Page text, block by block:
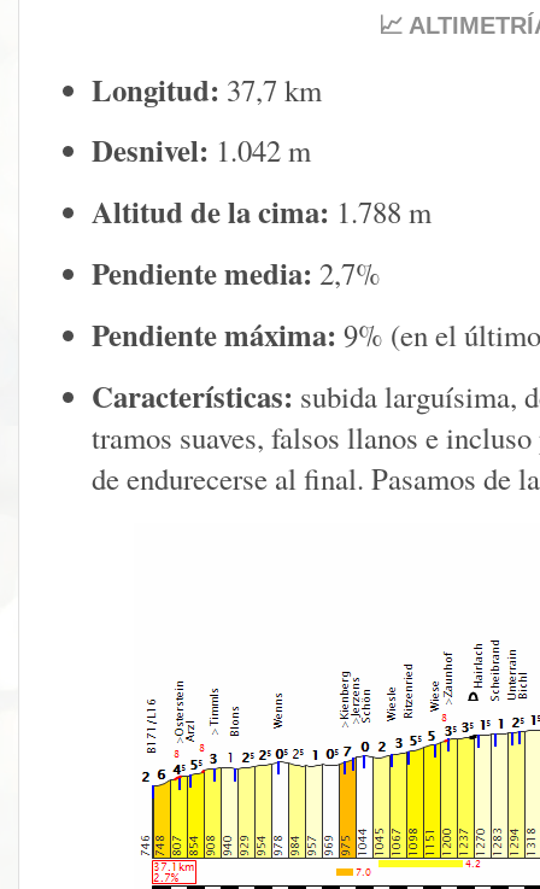
📈
Longitud: 37,7 km
Desnivel: 1.042 m
Altitud de la cima: 1.788 m
Pendiente media: 2,7%
Pendiente máxima: 9% (en el
Características: subida larguísima,
tramos suaves, falsos llanos e incluso
de endurecerse al final. Pasamos de